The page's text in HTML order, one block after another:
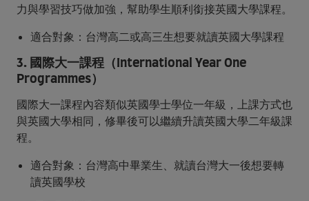
力與學習技巧做加強，幫助學生順利銜接英國大學課程。
適合對象：台灣高二或高三生想要就讀英國大學課程
3. 國際大一課程（International Year One
Programmes）
國際大一課程內容類似英國學士學位一年級，上課方式也
與英國大學相同，修畢後可以繼續升讀英國大學二年級課
程。
適合對象：台灣高中畢業生、就讀台灣大一後想要轉
讀英國學校